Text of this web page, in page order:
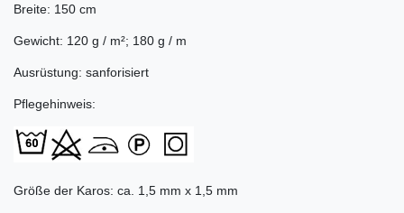
Breite: 150 cm
Gewicht: 120 g / m²; 180 g / m
Ausrüstung: sanforisiert
Pflegehinweis:
Größe der Karos: ca. 1,5 mm x 1,5 mm